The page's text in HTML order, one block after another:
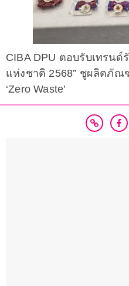
CIBA DPU ตอบรับเทรนด์
แห่งชาติ 2568” ชูผลิตภัณ
‘Zero Waste’